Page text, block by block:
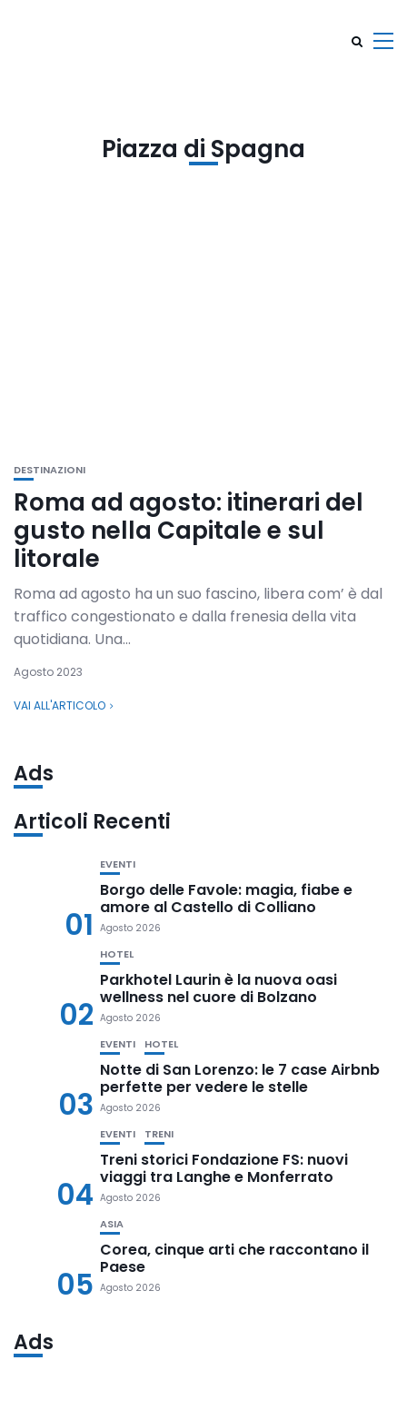
Piazza di Spagna
DESTINAZIONI
Roma ad agosto: itinerari del
gusto nella Capitale e sul
litorale
Roma ad agosto ha un suo fascino, libera com’ è dal
traffico congestionato e dalla frenesia della vita
quotidiana. Una...
Agosto 2023
VAI ALL'ARTICOLO
Ads
Articoli Recenti
01
EVENTI
Borgo delle Favole: magia, fiabe e
amore al Castello di Colliano
Agosto 2026
02
HOTEL
Parkhotel Laurin è la nuova oasi
wellness nel cuore di Bolzano
Agosto 2026
03
EVENTI HOTEL
Notte di San Lorenzo: le 7 case Airbnb
perfette per vedere le stelle
Agosto 2026
04
EVENTI TRENI
Treni storici Fondazione FS: nuovi
viaggi tra Langhe e Monferrato
Agosto 2026
05
ASIA
Corea, cinque arti che raccontano il
Paese
Agosto 2026
Ads